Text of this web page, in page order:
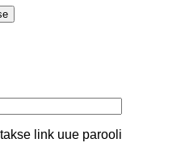
link uue parooli